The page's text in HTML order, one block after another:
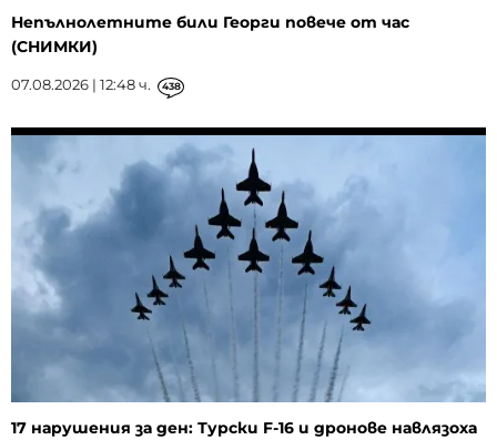
Непълнолетните били Георги повече от час
(СНИМКИ)
07.08.2026 | 12:48 ч. 438
17 нарушения за ден: Турски F-16 и дронове навлязоха